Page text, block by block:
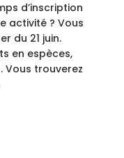
d’inscription
activité ? Vous
du 21 juin.
en espèces,
Vous trouverez